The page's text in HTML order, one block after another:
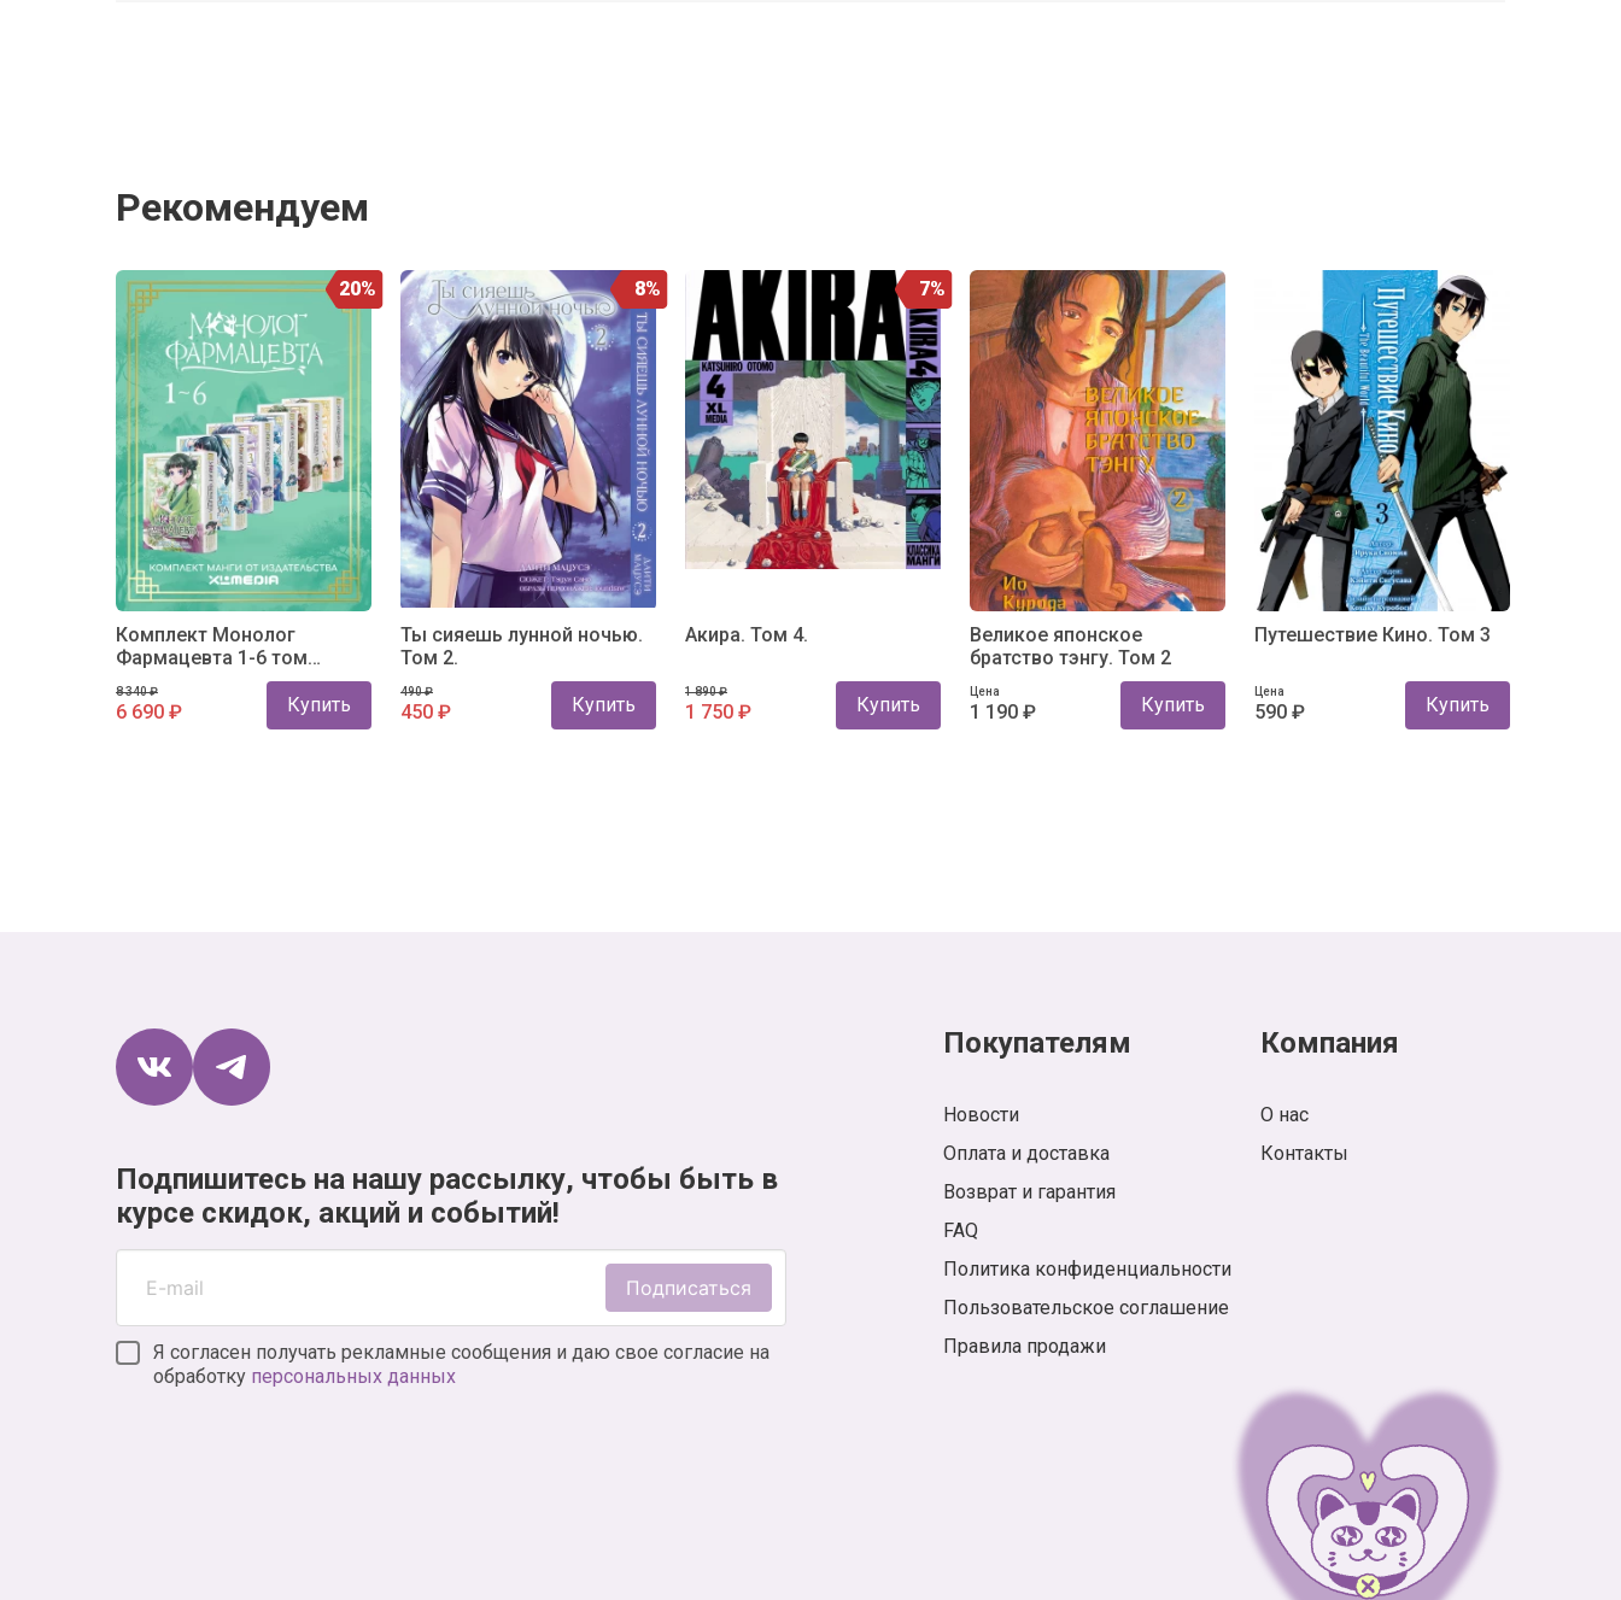
Рекомендуем
20%
Комплект Монолог
Фармацевта 1-6 том
(комплект из 6-х книг)
8 340 ₽
6 690 ₽ Купить
8%
Ты сияешь лунной ночью.
Том 2.
490 ₽
450 ₽ Купить
7%
Акира. Том 4.
1 890 ₽
1 750 ₽ Купить
Великое японское
братство тэнгу. Том 2
Цена
1 190 ₽ Купить
Путешествие Кино. Том 3
Цена
590 ₽ Купить
Подпишитесь на нашу рассылку, чтобы быть в
курсе скидок, акций и событий!
Подписаться
Я согласен получать рекламные сообщения и даю свое согласие на
обработку персональных данных
Покупателям
Новости
Оплата и доставка
Возврат и гарантия
FAQ
Политика конфиденциальности
Пользовательское соглашение
Правила продажи
Компания
О нас
Контакты